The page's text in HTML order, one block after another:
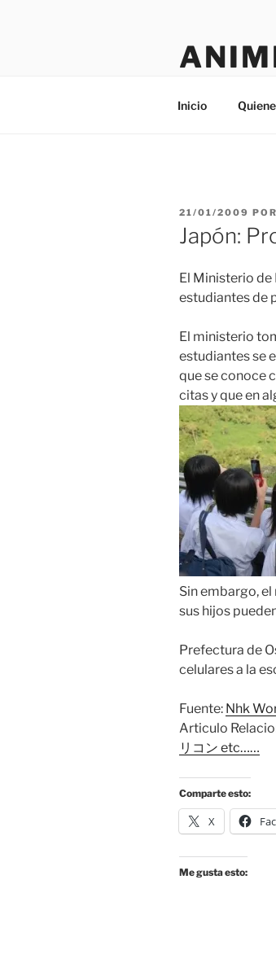
Inicio
PUBLICADO
EL
21/01/2009 POR
Japón:
El Ministerio
estudiantes de
El ministerio
estudiantes se
que se conoce
citas y que en
Sin embargo,
sus hijos
Prefectura de
celulares a la
Fuente: Nhk
Articulo
リコン etc……
Comparte esto:
X
Me gusta esto: